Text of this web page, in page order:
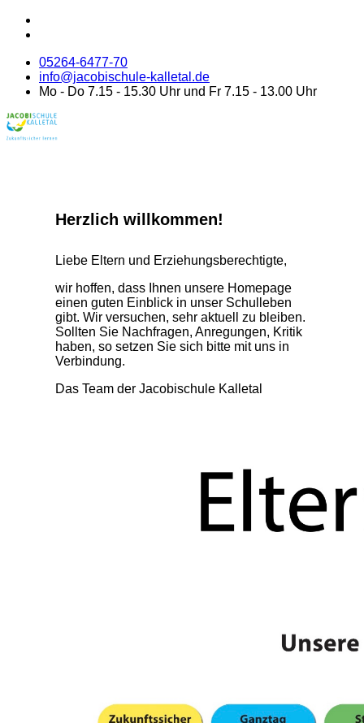
05264-6477-70
info@jacobischule-kalletal.de
Mo - Do 7.15 - 15.30 Uhr und Fr 7.15 - 13.00 Uhr
Herzlich willkommen!
Liebe Eltern und Erziehungsberechtigte,
wir hoffen, dass Ihnen unsere Homepage
einen guten Einblick in unser Schulleben
gibt. Wir versuchen, sehr aktuell zu bleiben.
Sollten Sie Nachfragen, Anregungen, Kritik
haben, so setzen Sie sich bitte mit uns in
Verbindung.
Das Team der Jacobischule Kalletal